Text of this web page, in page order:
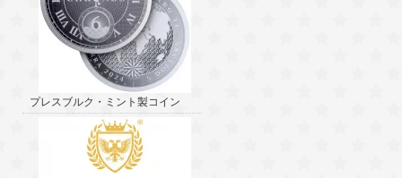
プレスブルク・ミント製コイン